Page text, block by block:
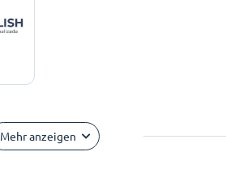
Mehr anzeigen